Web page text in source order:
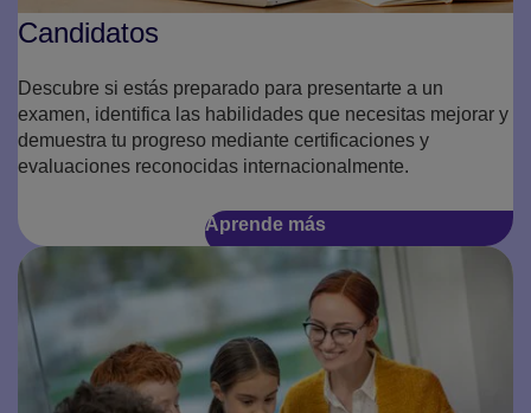
Candidatos
Descubre si estás preparado para presentarte a un
examen, identifica las habilidades que necesitas mejorar y
demuestra tu progreso mediante certificaciones y
evaluaciones reconocidas internacionalmente.
Aprende más